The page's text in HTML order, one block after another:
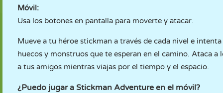
Móvil:
Usa los botones en pantalla para moverte y atacar.
Mueve a tu héroe stickman a través de cada nivel e
huecos y monstruos que te esperan en el camino. Ataca
a tus amigos mientras viajas por el tiempo y el espacio.
¿Puedo jugar a Stickman Adventure en el móvil?